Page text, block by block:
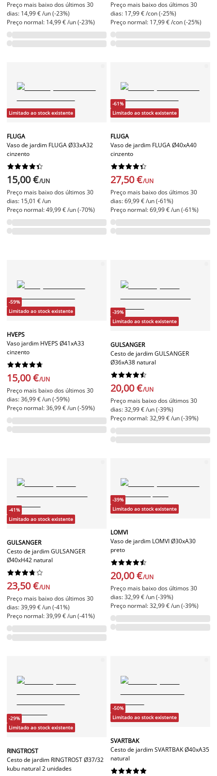
Preço mais baixo dos últimos 30
dias: 14,99 € /un (-23%)
Preço normal: 14,99 € /un (-23%)
Preço mais baixo dos últimos 30
dias: 17,99 € /con (-25%)
Preço normal: 17,99 € /con (-25%)
Limitado ao stock existente
FLUGA
Vaso de jardim FLUGA Ø33xA32
cinzento






15,00 €/UN
Preço mais baixo dos últimos 30
dias: 15,01 € /un
Preço normal: 49,99 € /un (-70%)
-61%
Limitado ao stock existente
FLUGA
Vaso de jardim FLUGA Ø40xA40
cinzento






27,50 €/UN
Preço mais baixo dos últimos 30
dias: 69,99 € /un (-61%)
Preço normal: 69,99 € /un (-61%)
-59%
Limitado ao stock existente
HVEPS
Vaso jardim HVEPS Ø41xA33
cinzento






15,00 €/UN
Preço mais baixo dos últimos 30
dias: 36,99 € /un (-59%)
Preço normal: 36,99 € /un (-59%)
-39%
Limitado ao stock existente
GULSANGER
Cesto de jardim GULSANGER
Ø36xA38 natural






20,00 €/UN
Preço mais baixo dos últimos 30
dias: 32,99 € /un (-39%)
Preço normal: 32,99 € /un (-39%)
-41%
Limitado ao stock existente
GULSANGER
Cesto de jardim GULSANGER
Ø40xH42 natural






23,50 €/UN
Preço mais baixo dos últimos 30
dias: 39,99 € /un (-41%)
Preço normal: 39,99 € /un (-41%)
-39%
Limitado ao stock existente
LOMVI
Vaso de jardim LOMVI Ø30xA30
preto






20,00 €/UN
Preço mais baixo dos últimos 30
dias: 32,99 € /un (-39%)
Preço normal: 32,99 € /un (-39%)
-29%
Limitado ao stock existente
RINGTROST
Cesto de jardim RINGTROST Ø37/32
kubu natural 2 unidades
-50%
Limitado ao stock existente
SVARTBAK
Cesto de jardim SVARTBAK Ø40xA35
natural





